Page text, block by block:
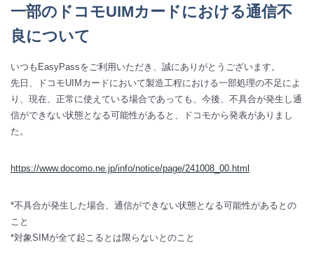
一部のドコモUIMカードにおける通信不
良について
いつもEasyPassをご利用いただき、誠にありがとうございます。
先日、ドコモUIMカードにおいて製造工程における一部処理の不足によ
り、現在、正常に使えている場合であっても、今後、不具合が発生し通
信ができない状態となる可能性があると、ドコモから発表がありまし
た。
https://www.docomo.ne.jp/info/notice/page/241008_00.html
*不具合が発生した場合、通信ができない状態となる可能性があるとの
こと
*対象SIMが全て起こるとは限らないとのこと